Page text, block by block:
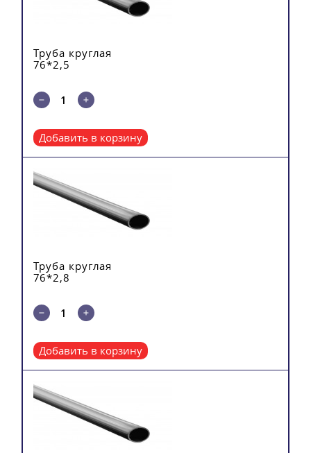
Труба круглая
76*2,5
Добавить в корзину
Труба круглая
76*2,8
Добавить в корзину